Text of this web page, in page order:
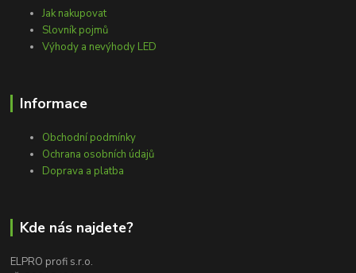
Jak nakupovat
Slovník pojmů
Výhody a nevýhody LED
Informace
Obchodní podmínky
Ochrana osobních údajů
Doprava a platba
Kde nás najdete?
ELPRO profi s.r.o.